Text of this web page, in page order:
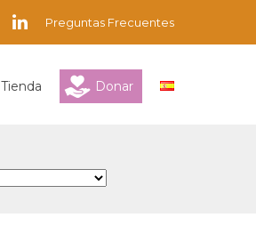
Preguntas Frecuentes
Tienda Donar